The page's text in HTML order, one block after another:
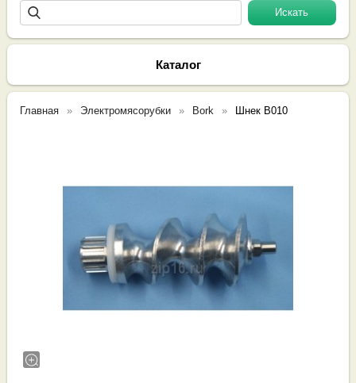
Каталог
Главная Электромясорубки Bork Шнек B010